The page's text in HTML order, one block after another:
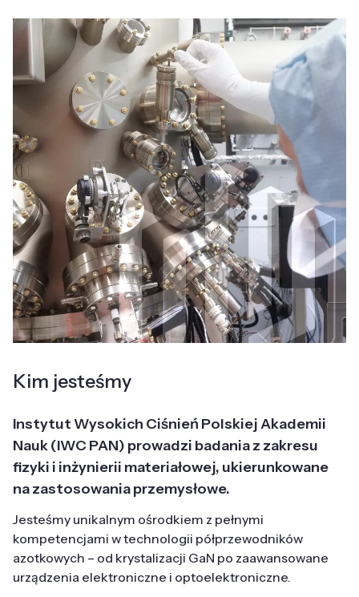
Kim jesteśmy
Instytut Wysokich Ciśnień Polskiej Akademii
Nauk (IWC PAN) prowadzi badania z zakresu
fizyki i inżynierii materiałowej, ukierunkowane
na zastosowania przemysłowe.
Jesteśmy unikalnym ośrodkiem z pełnymi
kompetencjami w technologii półprzewodników
azotkowych – od krystalizacji GaN po zaawansowane
urządzenia elektroniczne i optoelektroniczne.